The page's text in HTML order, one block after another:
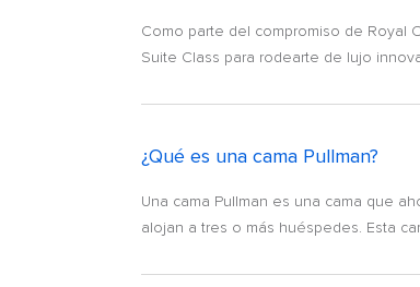
Como parte del compromiso de Royal
Suite Class para rodearte de lujo
¿Qué es una cama Pullman?
Una cama Pullman es una cama que
alojan a tres o más huéspedes. Esta